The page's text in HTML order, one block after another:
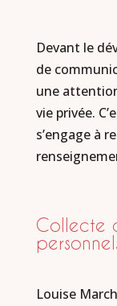
Devant le
de
une
vie privée.
s’engage à
Collecte
Louise